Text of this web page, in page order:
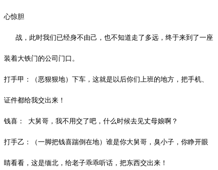
心惊胆
战，此时我们已经身不由己，也不知道走了多远，终于来到了一座
装着大铁门的公司门口。
打手甲：（恶狠狠地）下车，这就是以后你们上班的地方，把手机、
证件都给我交出来！
钱喜： 大舅哥，我不用交了吧，什么时候去见丈母娘啊？
打手乙：（一脚把钱喜踹倒在地）谁是你大舅哥，臭小子，你睁开眼
睛看看，这是缅北，给老子乖乖听话，把东西交出来！